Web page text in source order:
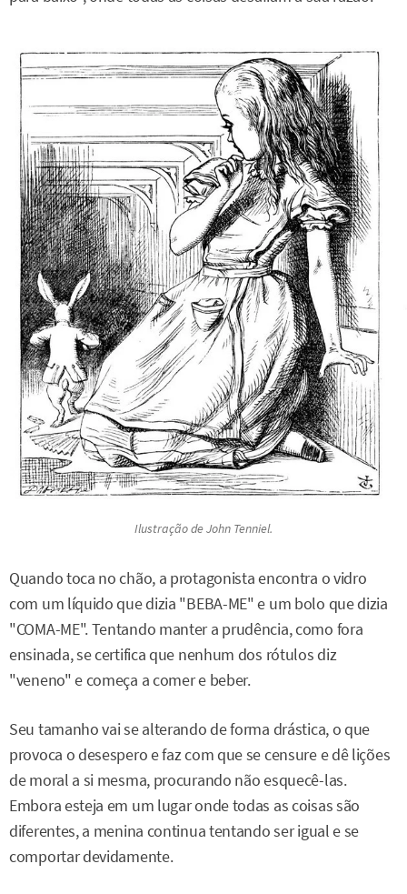
Ilustração de John Tenniel.
Quando toca no chão, a protagonista encontra o vidro
com um líquido que dizia "BEBA-ME" e um bolo que dizia
"COMA-ME". Tentando manter a prudência, como fora
ensinada, se certifica que nenhum dos rótulos diz
"veneno" e começa a comer e beber.
Seu tamanho vai se alterando de forma drástica, o que
provoca o desespero e faz com que se censure e dê lições
de moral a si mesma, procurando não esquecê-las.
Embora esteja em um lugar onde todas as coisas são
diferentes, a menina continua tentando ser igual e se
comportar devidamente.